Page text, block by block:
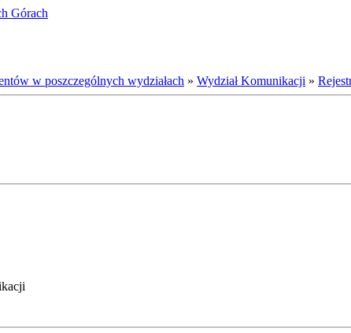
Górach
w poszczególnych wydziałach » Wydział Komunikacji »